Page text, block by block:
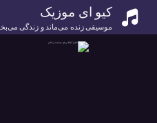
کیو ای موزیک
موسیقی زنده می‌ماند و زندگی